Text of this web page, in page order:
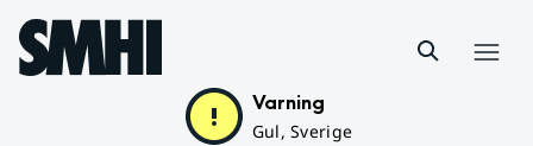
Hoppa till sidans innehåll
Varning
Gul, Sverige